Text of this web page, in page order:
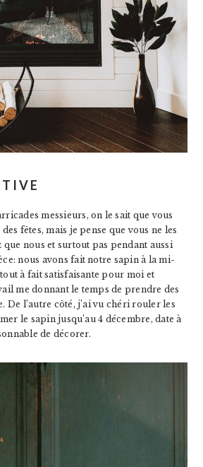
messieurs, on le sait que vous
fêtes, mais je pense que vous ne les
que nous et surtout pas pendant aussi
nous avons fait notre sapin à la mi-
à fait satisfaisante pour moi et
me donnant le temps de prendre des
De l’autre côté, j’ai vu chéri rouler les
le sapin jusqu’au 4 décembre, date à
de décorer.